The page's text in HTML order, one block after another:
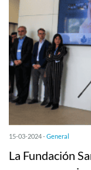
15-03-2024 -General
La Fundación